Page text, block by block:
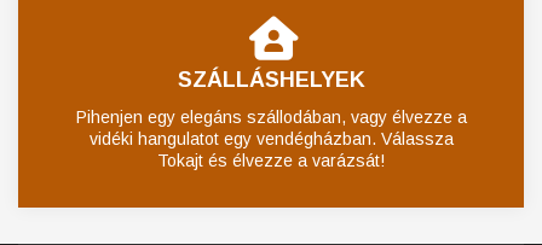
SZÁLLÁSHELYEK
Pihenjen egy elegáns szállodában, vagy élvezze a
vidéki hangulatot egy vendégházban. Válassza
Tokajt és élvezze a varázsát!